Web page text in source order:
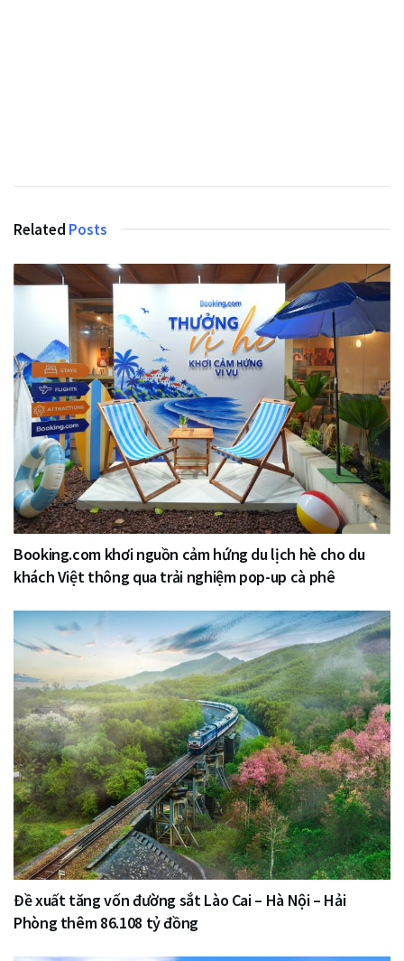
Related Posts
Booking.com khơi nguồn cảm hứng du lịch hè cho du
khách Việt thông qua trải nghiệm pop-up cà phê
Đề xuất tăng vốn đường sắt Lào Cai – Hà Nội – Hải
Phòng thêm 86.108 tỷ đồng